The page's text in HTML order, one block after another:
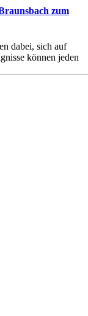
zum
dabei, sich auf
können jeden